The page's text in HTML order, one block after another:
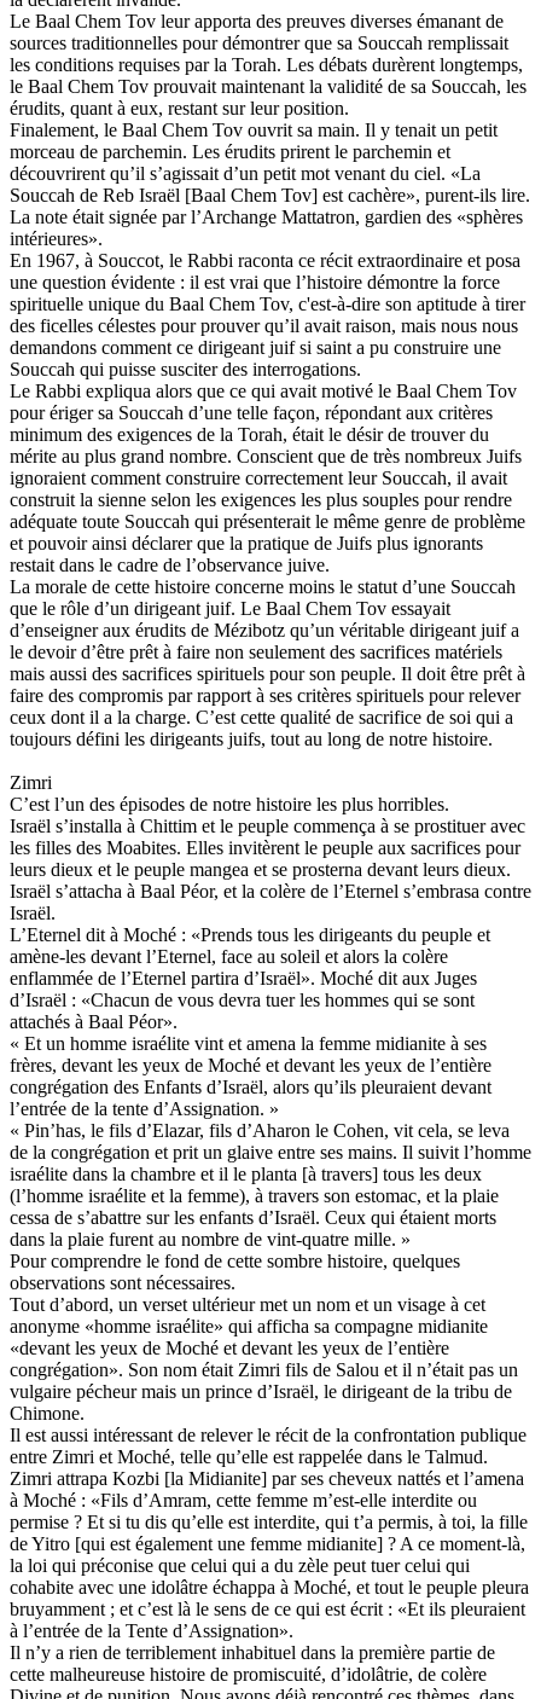
Le Baal Chem Tov leur apporta des preuves diverses émanant de
sources traditionnelles pour démontrer que sa Souccah remplissait
les conditions requises par la Torah. Les débats durèrent longtemps,
le Baal Chem Tov prouvait maintenant la validité de sa Souccah, les
érudits, quant à eux, restant sur leur position.
Finalement, le Baal Chem Tov ouvrit sa main. Il y tenait un petit
morceau de parchemin. Les érudits prirent le parchemin et
découvrirent qu’il s’agissait d’un petit mot venant du ciel. «La
Souccah de Reb Israël [Baal Chem Tov] est cachère», purent-ils lire.
La note était signée par l’Archange Mattatron, gardien des «sphères
intérieures».
En 1967, à Souccot, le Rabbi raconta ce récit extraordinaire et posa
une question évidente : il est vrai que l’histoire démontre la force
spirituelle unique du Baal Chem Tov, c'est-à-dire son aptitude à tirer
des ficelles célestes pour prouver qu’il avait raison, mais nous nous
demandons comment ce dirigeant juif si saint a pu construire une
Souccah qui puisse susciter des interrogations.
Le Rabbi expliqua alors que ce qui avait motivé le Baal Chem Tov
pour ériger sa Souccah d’une telle façon, répondant aux critères
minimum des exigences de la Torah, était le désir de trouver du
mérite au plus grand nombre. Conscient que de très nombreux Juifs
ignoraient comment construire correctement leur Souccah, il avait
construit la sienne selon les exigences les plus souples pour rendre
adéquate toute Souccah qui présenterait le même genre de problème
et pouvoir ainsi déclarer que la pratique de Juifs plus ignorants
restait dans le cadre de l’observance juive.
La morale de cette histoire concerne moins le statut d’une Souccah
que le rôle d’un dirigeant juif. Le Baal Chem Tov essayait
d’enseigner aux érudits de Mézibotz qu’un véritable dirigeant juif a
le devoir d’être prêt à faire non seulement des sacrifices matériels
mais aussi des sacrifices spirituels pour son peuple. Il doit être prêt à
faire des compromis par rapport à ses critères spirituels pour relever
ceux dont il a la charge. C’est cette qualité de sacrifice de soi qui a
toujours défini les dirigeants juifs, tout au long de notre histoire.
Zimri
C’est l’un des épisodes de notre histoire les plus horribles.
Israël s’installa à Chittim et le peuple commença à se prostituer avec
les filles des Moabites. Elles invitèrent le peuple aux sacrifices pour
leurs dieux et le peuple mangea et se prosterna devant leurs dieux.
Israël s’attacha à Baal Péor, et la colère de l’Eternel s’embrasa contre
Israël.
L’Eternel dit à Moché : «Prends tous les dirigeants du peuple et
amène-les devant l’Eternel, face au soleil et alors la colère
enflammée de l’Eternel partira d’Israël». Moché dit aux Juges
d’Israël : «Chacun de vous devra tuer les hommes qui se sont
attachés à Baal Péor».
« Et un homme israélite vint et amena la femme midianite à ses
frères, devant les yeux de Moché et devant les yeux de l’entière
congrégation des Enfants d’Israël, alors qu’ils pleuraient devant
l’entrée de la tente d’Assignation. »
« Pin’has, le fils d’Elazar, fils d’Aharon le Cohen, vit cela, se leva
de la congrégation et prit un glaive entre ses mains. Il suivit l’homme
israélite dans la chambre et il le planta [à travers] tous les deux
(l’homme israélite et la femme), à travers son estomac, et la plaie
cessa de s’abattre sur les enfants d’Israël. Ceux qui étaient morts
dans la plaie furent au nombre de vint-quatre mille. »
Pour comprendre le fond de cette sombre histoire, quelques
observations sont nécessaires.
Tout d’abord, un verset ultérieur met un nom et un visage à cet
anonyme «homme israélite» qui afficha sa compagne midianite
«devant les yeux de Moché et devant les yeux de l’entière
congrégation». Son nom était Zimri fils de Salou et il n’était pas un
vulgaire pécheur mais un prince d’Israël, le dirigeant de la tribu de
Chimone.
Il est aussi intéressant de relever le récit de la confrontation publique
entre Zimri et Moché, telle qu’elle est rappelée dans le Talmud.
Zimri attrapa Kozbi [la Midianite] par ses cheveux nattés et l’amena
à Moché : «Fils d’Amram, cette femme m’est-elle interdite ou
permise ? Et si tu dis qu’elle est interdite, qui t’a permis, à toi, la fille
de Yitro [qui est également une femme midianite] ? A ce moment-là,
la loi qui préconise que celui qui a du zèle peut tuer celui qui
cohabite avec une idolâtre échappa à Moché, et tout le peuple pleura
bruyamment ; et c’est là le sens de ce qui est écrit : «Et ils pleuraient
à l’entrée de la Tente d’Assignation».
Il n’y a rien de terriblement inhabituel dans la première partie de
cette malheureuse histoire de promiscuité, d’idolâtrie, de colère